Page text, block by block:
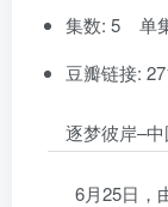
集数: 5 单
豆瓣链接:
逐梦彼岸–
6月25日，